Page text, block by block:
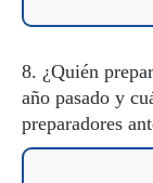
8. ¿Quién
año pasado y
preparadores